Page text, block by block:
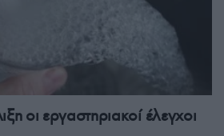
οι εργαστηριακοί έλεγχοι